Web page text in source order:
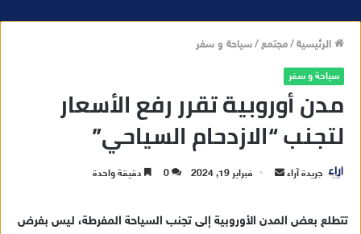
الرئيسية/مجتمع/سياحة و سفر
سياحة و سفر
مدن أوروبية تقرر رفع الأسعار
لتجنب “الازدحام السياحي”
جريدة آراء فبراير 19, 2024 0 دقيقة واحدة
تتطلع بعض المدن الأوروبية إلى تجنب السياحة المفرطة، ليس بفرض